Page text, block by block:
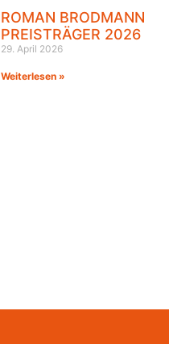
ROMAN BRODMANN
PREISTRÄGER 2026
29. April 2026
Weiterlesen »